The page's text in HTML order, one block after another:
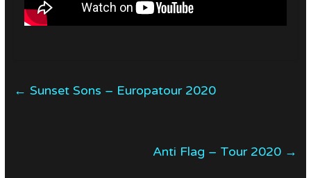
← Sunset Sons – Europatour 2020
Anti Flag – Tour 2020 →